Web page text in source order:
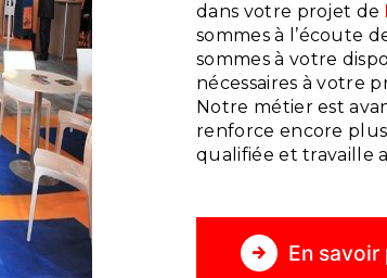
dans votre projet de
sommes à l’écoute
sommes à votre
nécessaires à votre
Notre métier est
renforce encore
qualifiée et travaille
En savoir